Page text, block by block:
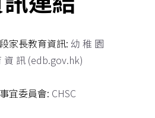
家長教育資訊: 幼 稚 園
資 訊 (edb.gov.hk)
宜委員會: CHSC